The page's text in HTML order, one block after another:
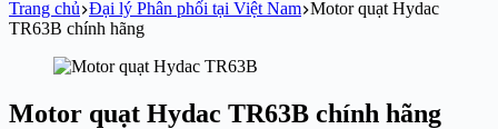
Trang chủ Đại lý Phân phối tại Việt Nam Motor quạt Hydac
TR63B chính hãng
Motor quạt Hydac TR63B chính hãng